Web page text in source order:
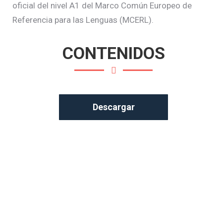
oficial del nivel A1 del Marco Común Europeo de
Referencia para las Lenguas (MCERL).
CONTENIDOS
Descargar